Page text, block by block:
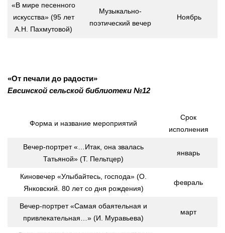
«В мире песенного
искусства» (95 лет
А.Н. Пахмутовой)
Музыкально-
поэтический вечер
Ноябрь
«От печали до радости»
Евсинской сельской библиотеки №12
Форма и название мероприятий
Срок
исполнения
Вечер-портрет «…Итак, она звалась
Татьяной» (Т. Пельтцер)
январь
Киновечер «Улыбайтесь, господа» (О.
Янковский. 80 лет со дня рождения)
февраль
Вечер-портрет «Самая обаятельная и
привлекательная…» (И. Муравьева)
март